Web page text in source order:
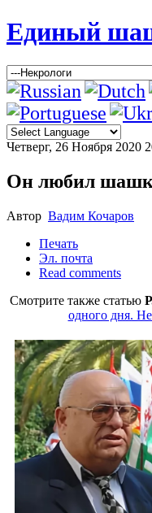
Единый
Четверг, 26 Ноября 2020
Он любил
Автор Вадим Кочаров
Печать
Эл. почта
Read comments
Смотрите также статью
одного дня.